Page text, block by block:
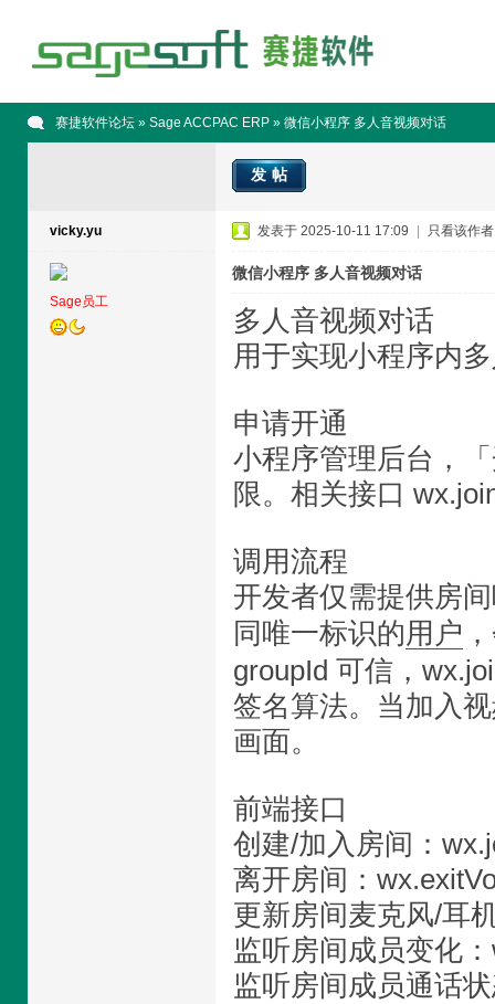
赛捷软件论坛» Sage ACCPAC ERP» 微信小程序 多人音视频对话
发帖
vicky.yu
Sage员工
发表于 2025-10-11 17:09 只看该作者
微信小程序 多人音视频对话
多人音视频对话
用于实现小程序内
申请开通
小程序管理后台，
限。相关接口
调用流程
开发者仅需提供房
同唯一标识的用户
groupId 可信，
签名算法。当加入
画面。
前端接口
创建/加入房间：
离开房间：
更新房间麦克风/耳
监听房间成员变化
监听房间成员通话